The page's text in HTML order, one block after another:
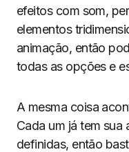
efeitos com som,
elementos
animação, então
todas as opções e
A mesma coisa
Cada um já tem sua
definidas, então